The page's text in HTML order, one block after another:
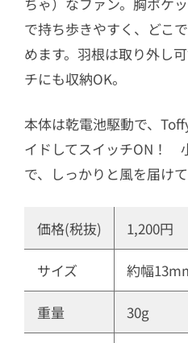
で持ち歩きやすく、どこ
めます。羽根は取り外し
チにも収納OK。
本体は乾電池駆動で、
イドしてスイッチON！
で、しっかりと風を届けて
価格(税抜) 1,200円
サイズ 約幅
重量 30g